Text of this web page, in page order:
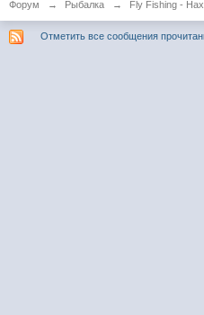
Форум → Рыбалка → Fly Fishing -
Отметить все сообщения